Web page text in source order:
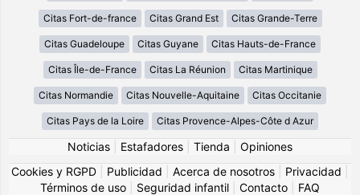
Citas Fort-de-france Citas Grand Est Citas Grande-Terre
Citas Guadeloupe Citas Guyane Citas Hauts-de-France
Citas Île-de-France Citas La Réunion Citas Martinique
Citas Normandie Citas Nouvelle-Aquitaine Citas Occitanie
Citas Pays de la Loire Citas Provence-Alpes-Côte d Azur
Noticias Estafadores Tienda
Opiniones
Cookies y RGPD
Publicidad Acerca de nosotros Privacidad
Términos de uso
Seguridad infantil Contacto FAQ